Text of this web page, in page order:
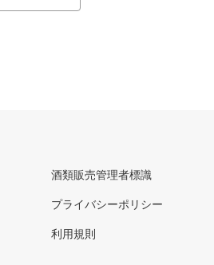
酒類販売管理者標識
プライバシーポリシー
利用規則